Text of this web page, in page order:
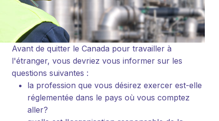
Avant de quitter le Canada pour travailler à
l'étranger, vous devriez vous informer sur les
questions suivantes :
la profession que vous désirez exercer est-elle
réglementée dans le pays où vous comptez
aller?